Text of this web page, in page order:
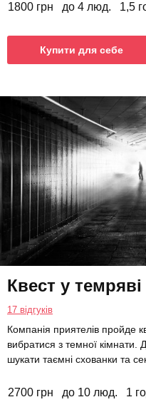
1800 грн до 4 люд. 1,5
Купити для себе
Квест у
17 відгуків
Компанія приятелів пройде
вибратися з темної кімнати.
шукати таємні схованки та
2700 грн до 10 люд. 1